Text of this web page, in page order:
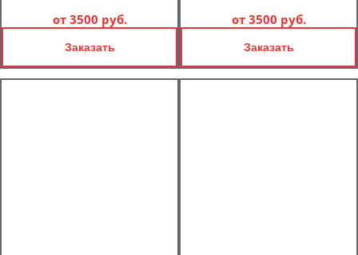
от 3500 руб.
Заказать
от 3500 руб.
Заказать